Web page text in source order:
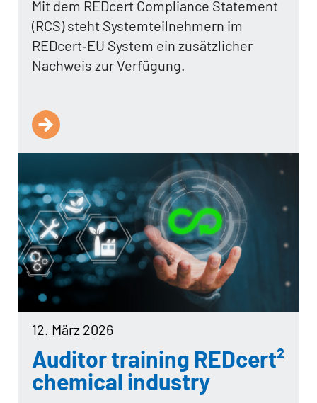
Mit dem REDcert Compliance Statement
(RCS) steht Systemteilnehmern im
REDcert‑EU System ein zusätzlicher
Nachweis zur Verfügung.
12. März 2026
Auditor training REDcert²
chemical industry